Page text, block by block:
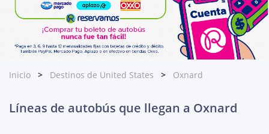
Inicio Destinos de United States Oxnard
Líneas de autobús que llegan a Oxnard